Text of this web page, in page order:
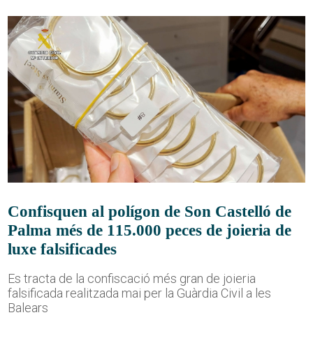
Confisquen al polígon de Son Castelló de
Palma més de 115.000 peces de joieria de
luxe falsificades
Es tracta de la confiscació més gran de joieria
falsificada realitzada mai per la Guàrdia Civil a les
Balears